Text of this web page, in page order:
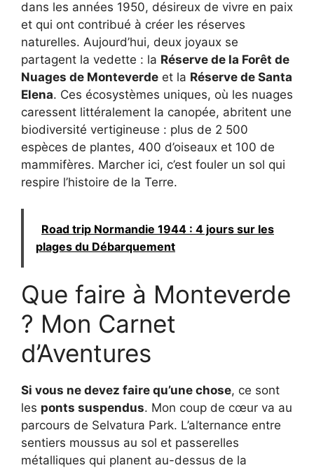
dans les années 1950, désireux de vivre en paix
et qui ont contribué à créer les réserves
naturelles. Aujourd’hui, deux joyaux se
partagent la vedette : la Réserve de la Forêt de
Nuages de Monteverde et la Réserve de Santa
Elena. Ces écosystèmes uniques, où les nuages
caressent littéralement la canopée, abritent une
biodiversité vertigineuse : plus de 2 500
espèces de plantes, 400 d’oiseaux et 100 de
mammifères. Marcher ici, c’est fouler un sol qui
respire l’histoire de la Terre.
Road trip Normandie 1944 : 4 jours sur les
plages du Débarquement
Que faire à Monteverde
? Mon Carnet
d’Aventures
Si vous ne devez faire qu’une chose, ce sont
les ponts suspendus. Mon coup de cœur va au
parcours de Selvatura Park. L’alternance entre
sentiers moussus au sol et passerelles
métalliques qui planent au-dessus de la